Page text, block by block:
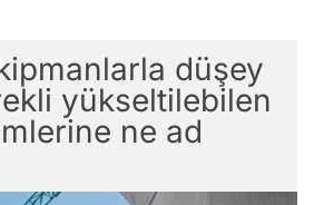
düşey
yükseltilebilen
ne ad